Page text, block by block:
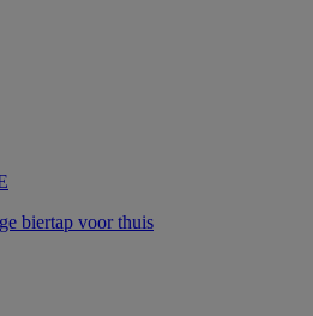
biertap voor thuis